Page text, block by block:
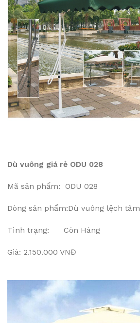
Dù vuông giá rẻ ODU 028
Mã sản phẩm: ODU 028
Dòng sản phẩm:Dù vuông lệch tâm
Tình trạng: Còn Hàng
Giá: 2.150.000 VNĐ